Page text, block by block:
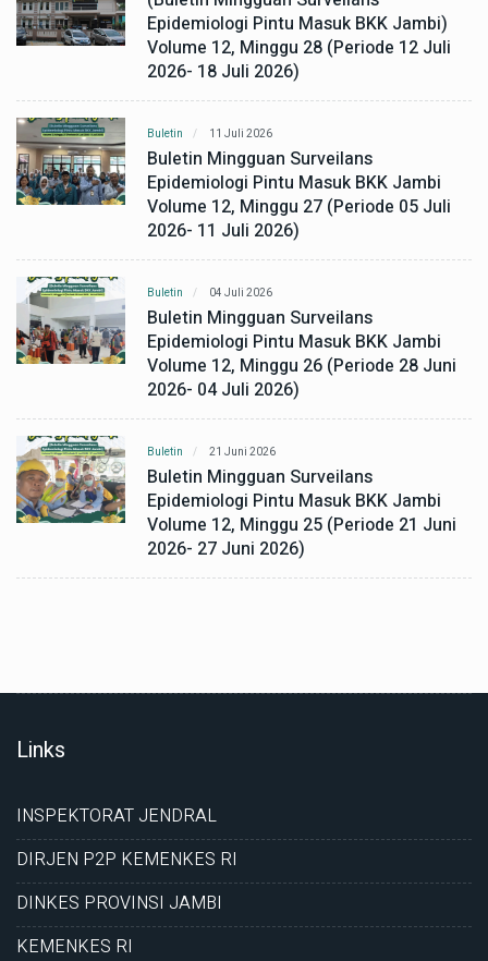
Epidemiologi Pintu Masuk BKK Jambi)
Volume 12, Minggu 28 (Periode 12 Juli
2026- 18 Juli 2026)
Buletin 11 Juli 2026
Buletin Mingguan Surveilans
Epidemiologi Pintu Masuk BKK Jambi
Volume 12, Minggu 27 (Periode 05 Juli
2026- 11 Juli 2026)
Buletin 04 Juli 2026
Buletin Mingguan Surveilans
Epidemiologi Pintu Masuk BKK Jambi
Volume 12, Minggu 26 (Periode 28 Juni
2026- 04 Juli 2026)
Buletin 21 Juni 2026
Buletin Mingguan Surveilans
Epidemiologi Pintu Masuk BKK Jambi
Volume 12, Minggu 25 (Periode 21 Juni
2026- 27 Juni 2026)
Links
INSPEKTORAT JENDRAL
DIRJEN P2P KEMENKES RI
DINKES PROVINSI JAMBI
KEMENKES RI